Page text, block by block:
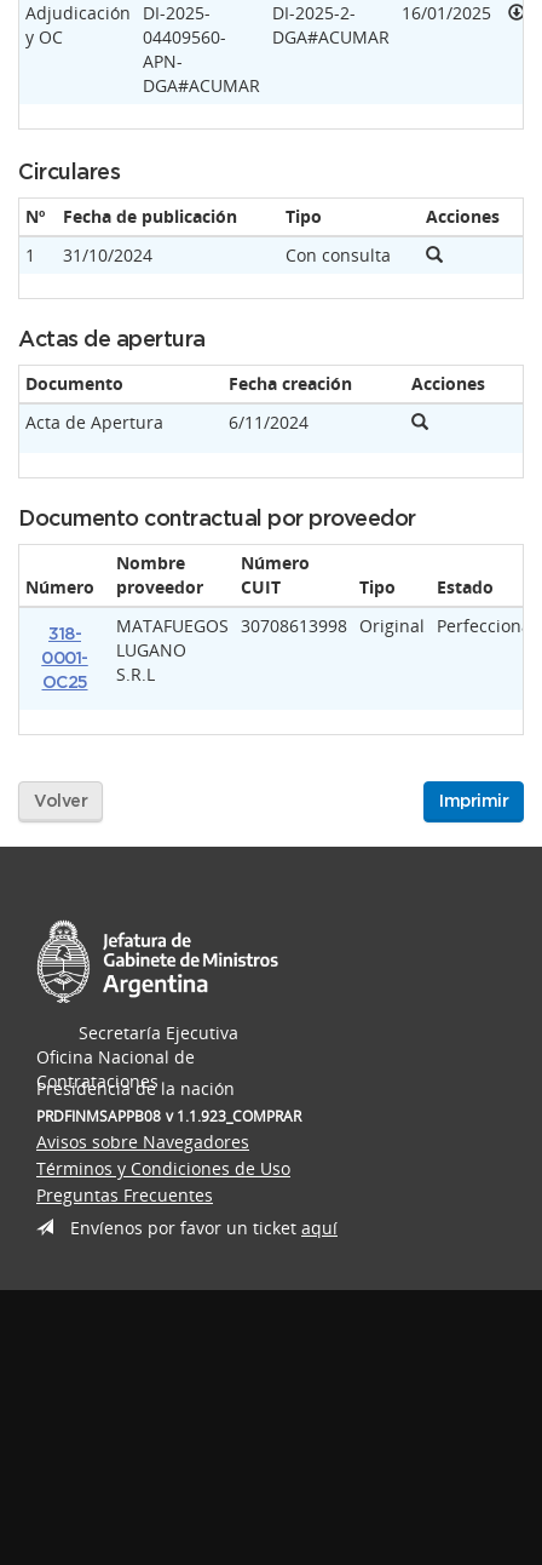
Adjudicación
y OC
DI-2025-
04409560-
APN-
DGA#ACUMAR
DI-2025-2-
DGA#ACUMAR
16/01/2025
Circulares
Nº Fecha de publicación Tipo
Acciones
1
31/10/2024 Con consulta
Actas de apertura
Documento Fecha creación
Acciones
Acta de Apertura
6/11/2024
Documento contractual por proveedor
Número
Nombre
proveedor
Número
CUIT
Tipo Estado
318-
0001-
OC25
MATAFUEGOS
LUGANO
S.R.L
30708613998 Original
Volver Imprimir
Secretaría Ejecutiva
Oficina Nacional de
Contrataciones
Presidencia de la nación
PRDFINMSAPPB08 v 1.1.923_COMPRAR
Avisos sobre Navegadores
Términos y Condiciones de Uso
Preguntas Frecuentes
Envíenos por favor un ticket aquí